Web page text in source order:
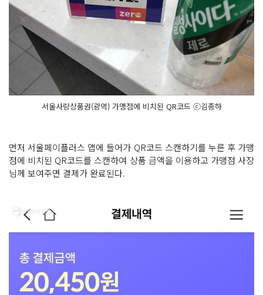
서울사랑상품권(광역) 가맹점에 비치된 QR코드 ⓒ김종하
먼저 서울페이플러스 앱에 들어가 QR코드 스캔하기를 누른 후 가맹
점에 비치된 QR코드를 스캔하여 상품 금액을 이용하고 가맹점 사장
님께 보여주면 결제가 완료된다.